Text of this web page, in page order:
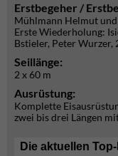
Erstbegeher /
Mühlmann Helmut
Erste Wiederholung:
Bstieler, Peter Wurzer,
Seillänge:
2 x 60 m
Ausrüstung:
Komplette
zwei bis drei Längen
Die aktuellen